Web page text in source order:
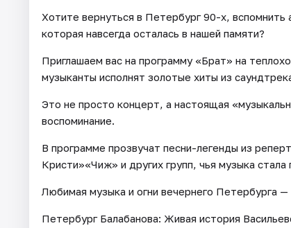
Хотите вернуться в Петербург 90-х,
которая навсегда осталась в нашей памяти?
Приглашаем вас на программу «Брат» на
музыканты исполнят золотые хиты из
Это не просто концерт, а настоящая
воспоминание.
В программе прозвучат песни-легенды из
Кристи»«Чиж» и других групп, чья музыка стала
Любимая музыка и огни вечернего Петербурга
Петербург Балабанова: Живая история